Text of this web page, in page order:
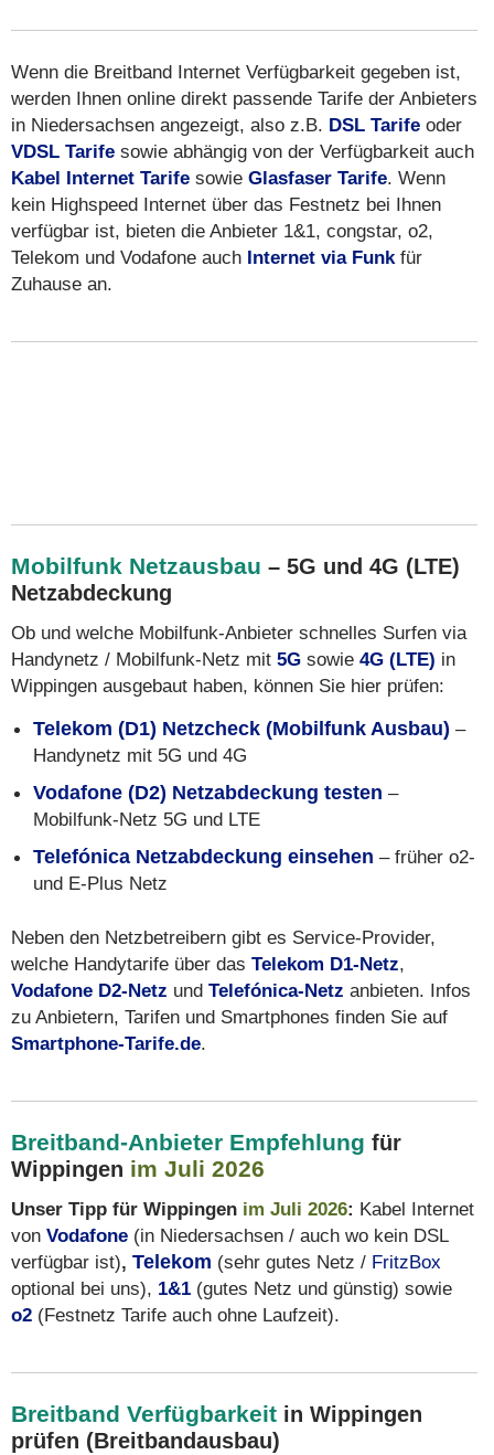
Wenn die Breitband Internet Verfügbarkeit gegeben ist,
werden Ihnen online direkt passende Tarife der Anbieters
in Niedersachsen angezeigt, also z.B. DSL Tarife oder
VDSL Tarife sowie abhängig von der Verfügbarkeit auch
Kabel Internet Tarife sowie Glasfaser Tarife. Wenn
kein Highspeed Internet über das Festnetz bei Ihnen
verfügbar ist, bieten die Anbieter 1&1, congstar, o2,
Telekom und Vodafone auch Internet via Funkfür
Zuhause an.
Mobilfunk Netzausbau – 5G und 4G (LTE)
Netzabdeckung
Ob und welche Mobilfunk-Anbieter schnelles Surfen via
Handynetz / Mobilfunk-Netz mit 5G sowie 4G (LTE) in
Wippingen ausgebaut haben, können Sie hier prüfen:
Telekom (D1) Netzcheck (Mobilfunk Ausbau) –
Handynetz mit 5G und 4G
Vodafone (D2) Netzabdeckung testen –
Mobilfunk-Netz 5G und LTE
Telefónica Netzabdeckung einsehen – früher o2-
und E-Plus Netz
Neben den Netzbetreibern gibt es Service-Provider,
welche Handytarife über das Telekom D1-Netz,
Vodafone D2-Netz und Telefónica-Netz anbieten. Infos
zu Anbietern, Tarifen und Smartphones finden Sie auf
Smartphone-Tarife.de.
Breitband-Anbieter Empfehlung für
Wippingen im Juli 2026
Unser Tipp für Wippingen im Juli 2026: Kabel Internet
von Vodafone (in Niedersachsen / auch wo kein DSL
verfügbar ist), Telekom (sehr gutes Netz / FritzBox
optional bei uns), 1&1 (gutes Netz und günstig) sowie
o2 (Festnetz Tarife auch ohne Laufzeit).
Breitband Verfügbarkeit in Wippingen
prüfen (Breitbandausbau)